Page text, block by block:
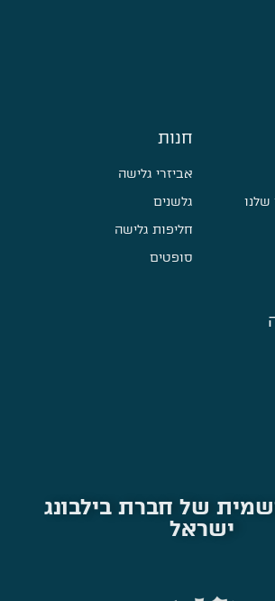
שלנו
חנות
אביזרי גלישה
גלשנים
חליפות גלישה
סופטים
של חברת בילבונג
ישראל